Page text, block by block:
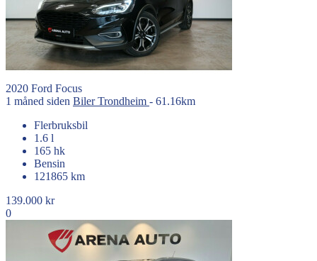
2020 Ford Focus
1 måned siden BilerTrondheim - 61.16km
Flerbruksbil
1.6 l
165 hk
Bensin
121865 km
139.000 kr
0